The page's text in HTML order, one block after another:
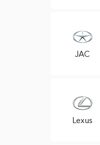
JAC
Lexus